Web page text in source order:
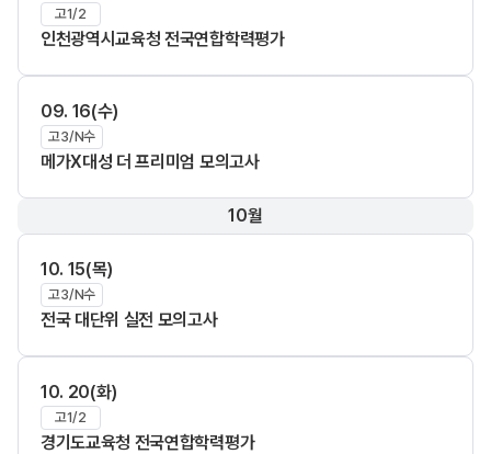
고1/2
인천광역시교육청 전국연합학력평가
09. 16(수)
고3/N수
메가X대성 더 프리미엄 모의고사
10월
10. 15(목)
고3/N수
전국 대단위 실전 모의고사
10. 20(화)
고1/2
경기도교육청 전국연합학력평가